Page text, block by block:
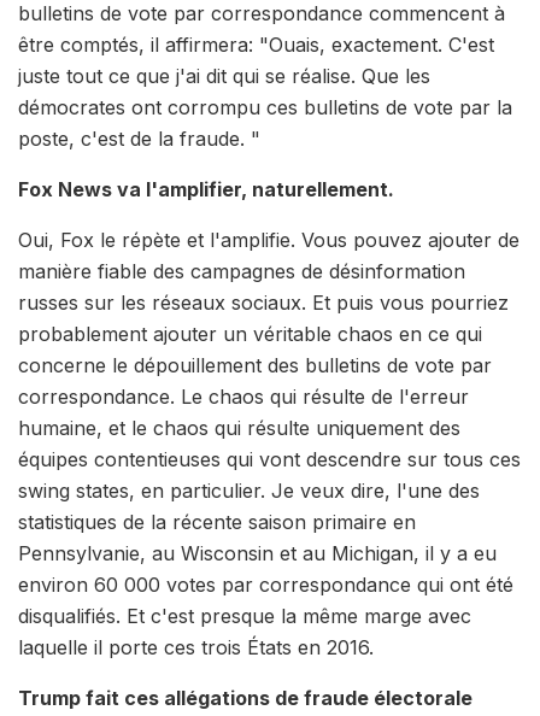
bulletins de vote par correspondance commencent à
être comptés, il affirmera: "Ouais, exactement. C'est
juste tout ce que j'ai dit qui se réalise. Que les
démocrates ont corrompu ces bulletins de vote par la
poste, c'est de la fraude. "
Fox News va l'amplifier, naturellement.
Oui, Fox le répète et l'amplifie. Vous pouvez ajouter de
manière fiable des campagnes de désinformation
russes sur les réseaux sociaux. Et puis vous pourriez
probablement ajouter un véritable chaos en ce qui
concerne le dépouillement des bulletins de vote par
correspondance. Le chaos qui résulte de l'erreur
humaine, et le chaos qui résulte uniquement des
équipes contentieuses qui vont descendre sur tous ces
swing states, en particulier. Je veux dire, l'une des
statistiques de la récente saison primaire en
Pennsylvanie, au Wisconsin et au Michigan, il y a eu
environ 60 000 votes par correspondance qui ont été
disqualifiés. Et c'est presque la même marge avec
laquelle il porte ces trois États en 2016.
Trump fait ces allégations de fraude électorale